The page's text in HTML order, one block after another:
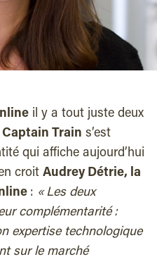
il y a tout juste deux
Train s’est
qui affiche aujourd’hui
croit Audrey Détrie, la
: « Les deux
complémentarité :
expertise technologique
sur le marché